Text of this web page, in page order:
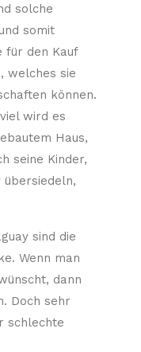
solche
somit
für den Kauf
welches sie
können.
wird es
Haus,
seine Kinder,
übersiedeln,
sind die
Wenn man
dann
Doch sehr
schlechte